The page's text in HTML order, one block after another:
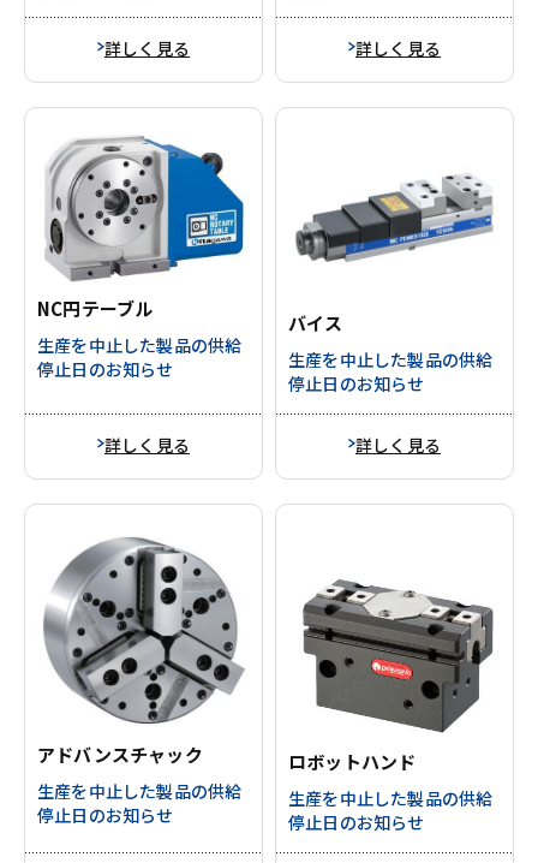
詳しく見る 詳しく見る
NC円テーブル
生産を中止した製品の供給
停止日のお知らせ
詳しく見る
バイス
生産を中止した製品の供給
停止日のお知らせ
詳しく見る
アドバンスチャック
生産を中止した製品の供給
停止日のお知らせ
ロボットハンド
生産を中止した製品の供給
停止日のお知らせ